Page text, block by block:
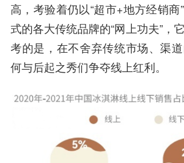
高，考验着仍以“超市+地方经销商
式的各大传统品牌的“网上功夫”，
考的是，在不舍弃传统市场、渠
何与后起之秀们争夺线上红利。